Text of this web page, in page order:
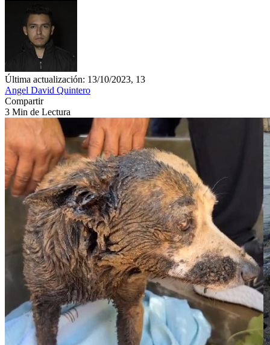
Última actualización: 13/10/2023, 13
Angel David Quintero
Compartir
3 Min de Lectura